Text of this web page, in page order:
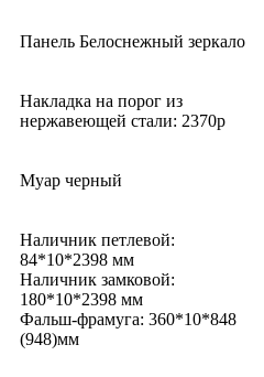
Панель Белоснежный зеркало
Накладка на порог из
нержавеющей стали: 2370р
Муар черный
Наличник петлевой:
84*10*2398 мм
Наличник замковой:
180*10*2398 мм
Фальш-фрамуга: 360*10*848
(948)мм